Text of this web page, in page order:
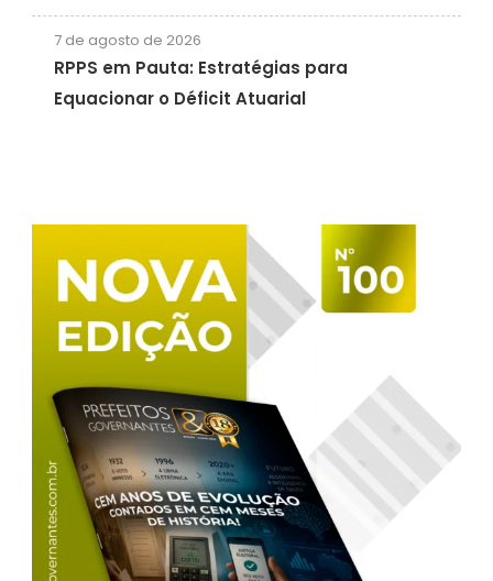
7 de agosto de 2026
RPPS em Pauta: Estratégias para
Equacionar o Déficit Atuarial